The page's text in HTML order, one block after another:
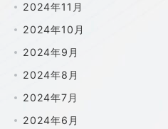
2024年11月
2024年10月
2024年9月
2024年8月
2024年7月
2024年6月